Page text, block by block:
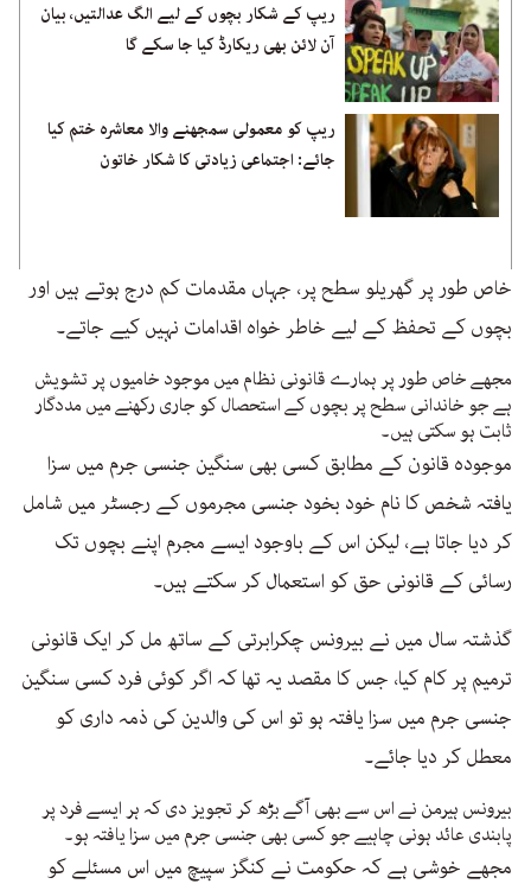
ریپ کے شکار بچوں کے لیے الگ عدالتیں، بیان
آن لائن بھی ریکارڈ کیا جا سکے گا
ریپ کو معمولی سمجھنے والا معاشرہ ختم کیا
جائے: اجتماعی زیادتی کا شکار خاتون
خاص طور پر گھریلو سطح پر، جہاں مقدمات کم درج ہوتے ہیں اور
بچوں کے تحفظ کے لیے خاطر خواہ اقدامات نہیں کیے جاتے۔
مجھے خاص طور پر ہمارے قانونی نظام میں موجود خامیوں پر تشویش
ہے جو خاندانی سطح پر بچوں کے استحصال کو جاری رکھنے میں مددگار
ثابت ہو سکتی ہیں۔
موجودہ قانون کے مطابق کسی بھی سنگین جنسی جرم میں سزا
یافتہ شخص کا نام خود بخود جنسی مجرموں کے رجسٹر میں شامل
کر دیا جاتا ہے، لیکن اس کے باوجود ایسے مجرم اپنے بچوں تک
رسائی کے قانونی حق کو استعمال کر سکتے ہیں۔
گذشتہ سال میں نے بیرونس چکرابرتی کے ساتھ مل کر ایک قانونی
ترمیم پر کام کیا، جس کا مقصد یہ تھا کہ اگر کوئی فرد کسی سنگین
جنسی جرم میں سزا یافتہ ہو تو اس کی والدین کی ذمہ داری کو
معطل کر دیا جائے۔
بیرونس ہیرمن نے اس سے بھی آگے بڑھ کر تجویز دی کہ ہر ایسے فرد پر
پابندی عائد ہونی چاہیے جو کسی بھی جنسی جرم میں سزا یافتہ ہو۔
مجھے خوشی ہے کہ حکومت نے کنگز سپیچ میں اس مسئلے کو